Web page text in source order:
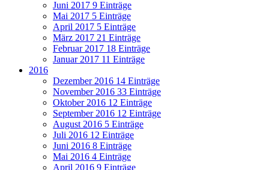
Juni 2017 9 Einträge
Mai 2017 5 Einträge
April 2017 5 Einträge
März 2017 21 Einträge
Februar 2017 18 Einträge
Januar 2017 11 Einträge
2016
Dezember 2016 14 Einträge
November 2016 33 Einträge
Oktober 2016 12 Einträge
September 2016 12 Einträge
August 2016 5 Einträge
Juli 2016 12 Einträge
Juni 2016 8 Einträge
Mai 2016 4 Einträge
April 2016 9 Einträge